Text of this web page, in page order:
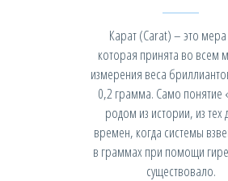
Карат (Carat) – это
которая принята во всем
измерения веса
0,2 грамма. Само понятие
родом из истории, из тех
времен, когда системы
в граммах при помощи
существовало.